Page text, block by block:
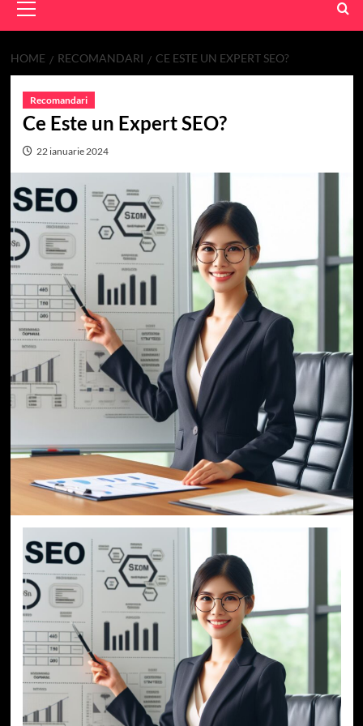
Menu
HOME RECOMANDARI CE ESTE UN EXPERT SEO?
Recomandari
Ce Este un Expert SEO?
22 ianuarie 2024